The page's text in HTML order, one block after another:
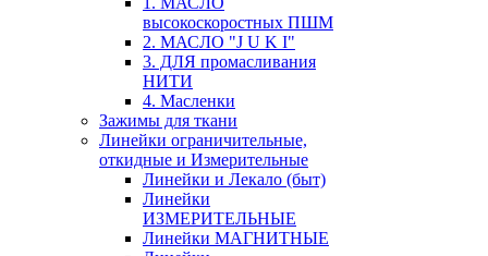
высокоскоростных ПШМ
2. МАСЛО "J U K I"
3. ДЛЯ промасливания
НИТИ
4. Масленки
Зажимы для ткани
Линейки ограничительные,
откидные и Измерительные
Линейки и Лекало (быт)
Линейки
ИЗМЕРИТЕЛЬНЫЕ
Линейки МАГНИТНЫЕ